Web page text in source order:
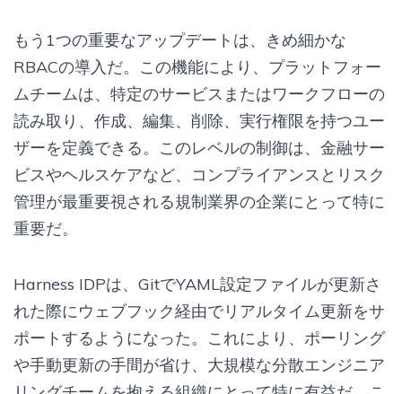
もう1つの重要なアップデートは、きめ細かな
RBACの導入だ。この機能により、プラットフォー
ムチームは、特定のサービスまたはワークフローの
読み取り、作成、編集、削除、実行権限を持つユー
ザーを定義できる。このレベルの制御は、金融サー
ビスやヘルスケアなど、コンプライアンスとリスク
管理が最重要視される規制業界の企業にとって特に
重要だ。
Harness IDPは、GitでYAML設定ファイルが更新さ
れた際にウェブフック経由でリアルタイム更新をサ
ポートするようになった。これにより、ポーリング
や手動更新の手間が省け、大規模な分散エンジニア